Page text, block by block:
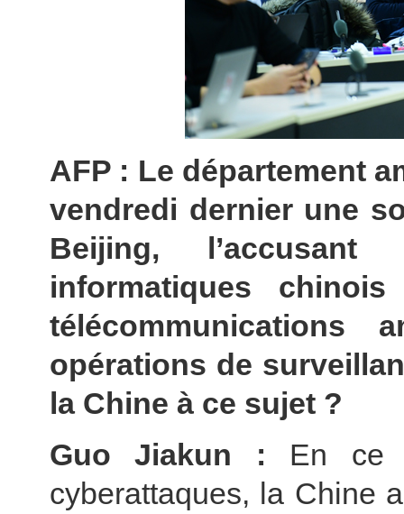
AFP : Le département
vendredi dernier une
Beijing,
informatiques
opérations de
la Chine à ce sujet ?
Guo Jiakun : En ce
cyberattaques, la Chine